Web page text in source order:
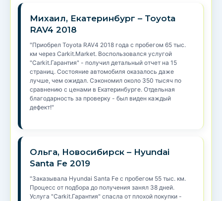
Михаил, Екатеринбург – Toyota
RAV4 2018
"Приобрел Toyota RAV4 2018 года с пробегом 65 тыс.
км через Carkit.Market. Воспользовался услугой
"Carkit.Гарантия" - получил детальный отчет на 15
страниц. Состояние автомобиля оказалось даже
лучше, чем ожидал. Сэкономил около 350 тысяч по
сравнению с ценами в Екатеринбурге. Отдельная
благодарность за проверку - был виден каждый
дефект!"
Ольга, Новосибирск – Hyundai
Santa Fe 2019
"Заказывала Hyundai Santa Fe с пробегом 55 тыс. км.
Процесс от подбора до получения занял 38 дней.
Услуга "Carkit.Гарантия" спасла от плохой покупки -